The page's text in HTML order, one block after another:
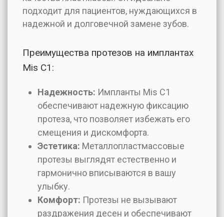
подходит для пациентов, нуждающихся в
надежной и долговечной замене зубов.
Преимущества протезов на имплантах
Mis C1:
Надежность: Импланты Mis C1
обеспечивают надежную фиксацию
протеза, что позволяет избежать его
смещения и дискомфорта.
Эстетика: Металлопластмассовые
протезы выглядят естественно и
гармонично вписываются в вашу
улыбку.
Комфорт: Протезы не вызывают
раздражения десен и обеспечивают